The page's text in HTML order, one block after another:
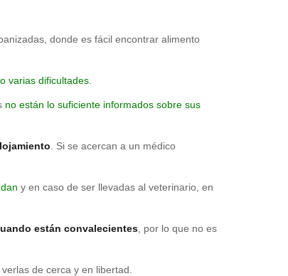
donde es fácil encontrar alimento
varias dificultades
no están lo suficiente informados sobre sus
. Si se acercan a un médico
y en caso de ser llevadas al veterinario, en
están convalecientes , por lo que no es
de cerca y en libertad.